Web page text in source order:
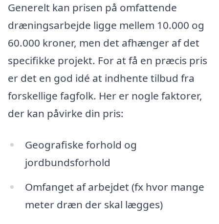
Generelt kan prisen på omfattende
dræningsarbejde ligge mellem 10.000 og
60.000 kroner, men det afhænger af det
specifikke projekt. For at få en præcis pris
er det en god idé at indhente tilbud fra
forskellige fagfolk. Her er nogle faktorer,
der kan påvirke din pris:
Geografiske forhold og
jordbundsforhold
Omfanget af arbejdet (fx hvor mange
meter dræn der skal lægges)